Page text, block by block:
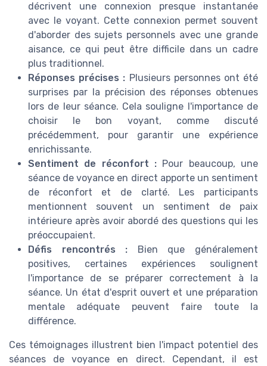
décrivent une connexion presque instantanée
avec le voyant. Cette connexion permet souvent
d'aborder des sujets personnels avec une grande
aisance, ce qui peut être difficile dans un cadre
plus traditionnel.
Réponses précises : Plusieurs personnes ont été
surprises par la précision des réponses obtenues
lors de leur séance. Cela souligne l'importance de
choisir le bon voyant, comme discuté
précédemment, pour garantir une expérience
enrichissante.
Sentiment de réconfort : Pour beaucoup, une
séance de voyance en direct apporte un sentiment
de réconfort et de clarté. Les participants
mentionnent souvent un sentiment de paix
intérieure après avoir abordé des questions qui les
préoccupaient.
Défis rencontrés : Bien que généralement
positives, certaines expériences soulignent
l'importance de se préparer correctement à la
séance. Un état d'esprit ouvert et une préparation
mentale adéquate peuvent faire toute la
différence.
Ces témoignages illustrent bien l'impact potentiel des
séances de voyance en direct. Cependant, il est